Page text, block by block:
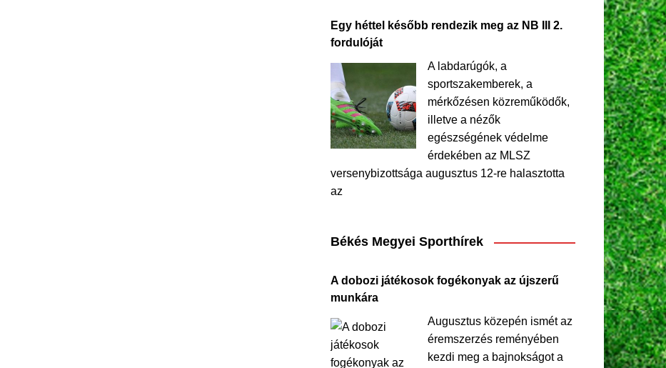
Egy héttel később rendezik meg az NB III 2.
fordulóját
A labdarúgók, a
sportszakemberek, a
mérkőzésen közreműködők,
illetve a nézők
egészségének védelme
érdekében az MLSZ
versenybizottsága augusztus 12-re halasztotta
az
Békés Megyei Sporthírek
A dobozi játékosok fogékonyak az újszerű
munkára
Augusztus közepén ismét az
éremszerzés reményében
kezdi meg a bajnokságot a